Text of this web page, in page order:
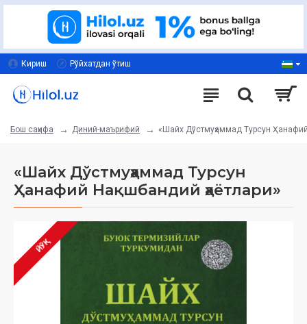
Кириш Рўйхатдан ўтиш
Бош саҳифа Диний-маърифий «Шайх Дўстмуҳаммад Турсун
«Шайх Дўстмуҳаммад Турсун
Ҳанафий Нақшбандий ҳаётлари»
ЙЎҚ